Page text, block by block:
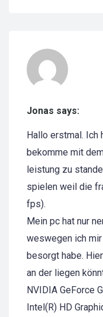
Jonas says:
Hallo erstmal.
bekomme mit
leistung zu
spielen weil die
fps).
Mein pc hat nur
weswegen ich
besorgt habe.
an der liegen
NVIDIA GeForce
Intel(R) HD